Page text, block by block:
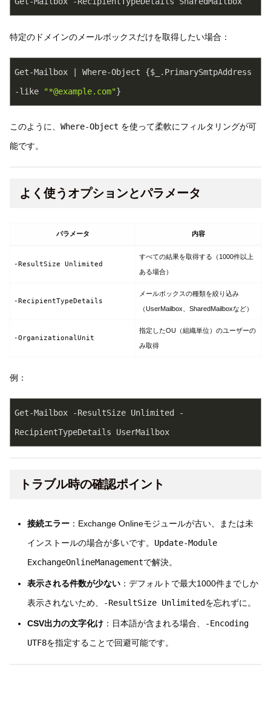
特定のドメインのメールボックスだけを取得したい場合：
Get-Mailbox | Where-Object {$_.PrimarySmtpAddress
-like
"*@example.com"}
このように、 Where-Object を使って柔軟にフィルタリングが可
能です。
よく使うオプションとパラメータ
パラメータ 内容
-ResultSize Unlimited
すべての結果を取得する（1000件以上
ある場合）
-RecipientTypeDetails
メールボックスの種類を絞り込み
（UserMailbox、SharedMailboxなど）
-OrganizationalUnit
指定したOU（組織単位）のユーザーの
み取得
例：
Get-Mailbox -ResultSize Unlimited -
RecipientTypeDetails UserMailbox
トラブル時の確認ポイント
接続エラー：Exchange Onlineモジュールが古い、または未
インストールの場合が多いです。 Update-Module
ExchangeOnlineManagementで解決。
表示される件数が少ない：デフォルトで最大1000件までしか
表示されないため、
-ResultSize Unlimitedを忘れずに。
CSV出力の文字化け：日本語が含まれる場合、
-Encoding
UTF8を指定することで回避可能です。